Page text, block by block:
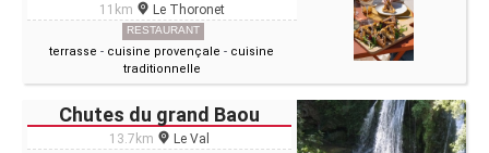
11km Le Thoronet
RESTAURANT
terrasse - cuisine provençale - cuisine
traditionnelle
Chutes du grand Baou
13.7km Le Val